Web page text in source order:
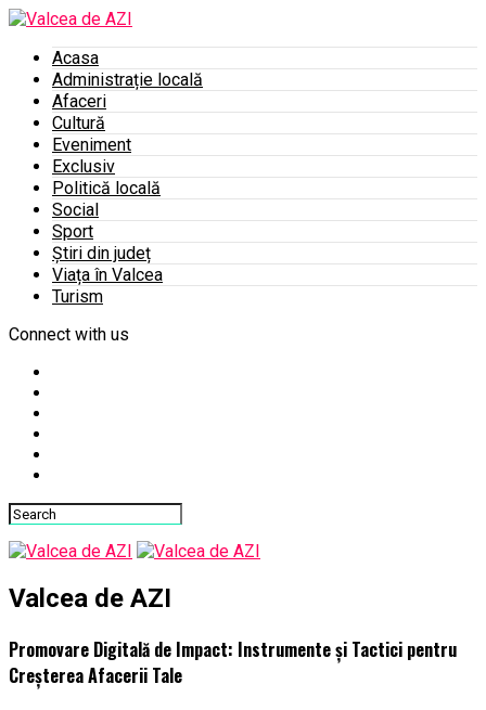
Acasa
Administrație locală
Afaceri
Cultură
Eveniment
Exclusiv
Politică locală
Social
Sport
Știri din județ
Viața în Valcea
Turism
Connect with us
Valcea de AZI
Promovare Digitală de Impact: Instrumente și Tactici pentru
Creșterea Afacerii Tale